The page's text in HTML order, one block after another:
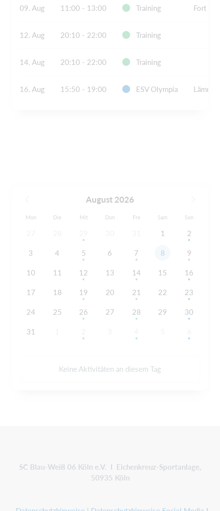
09. Aug 11:00 - 13:00 Training Fort
12. Aug 20:10 - 22:00 Training
14. Aug 20:10 - 22:00 Training
16. Aug 15:50 - 19:00 ESV Olympia
August 2026
Mon Die Mit Don Fre Sam Son
1 2
3 4 5 6 7 8 9
10 11 12 13 14 15 16
17 18 19 20 21 22 23
24 25 26 27 28 29 30
31
Keine Aktivitäten an diesem Tag
SC Blau-Weiß 06 Köln e.V. I Eichenkreuz-Sportanlage,
50935 Köln